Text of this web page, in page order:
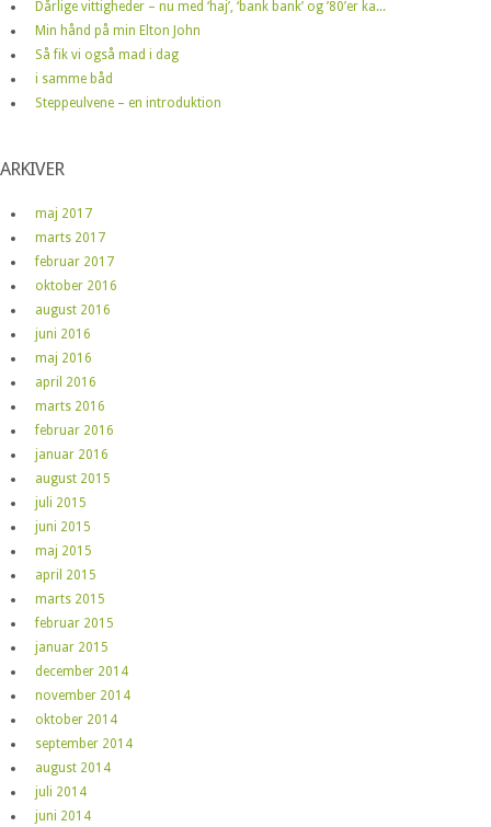
Dårlige vittigheder – nu med ‘haj’, ‘bank bank’ og ’80’er ka...
Min hånd på min Elton John
Så fik vi også mad i dag
i samme båd
Steppeulvene – en introduktion
ARKIVER
maj 2017
marts 2017
februar 2017
oktober 2016
august 2016
juni 2016
maj 2016
april 2016
marts 2016
februar 2016
januar 2016
august 2015
juli 2015
juni 2015
maj 2015
april 2015
marts 2015
februar 2015
januar 2015
december 2014
november 2014
oktober 2014
september 2014
august 2014
juli 2014
juni 2014